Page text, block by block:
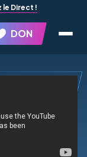
le Direct !
DON